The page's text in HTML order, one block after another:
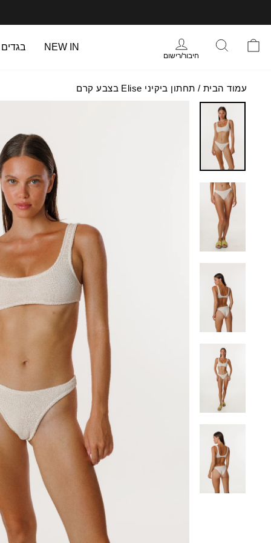
לתוכן
העמוד
NEW IN בגדים
סל הקניות
חיבור/רישום
עמוד הבית / תחתון ביקיני Elise בצבע קרם